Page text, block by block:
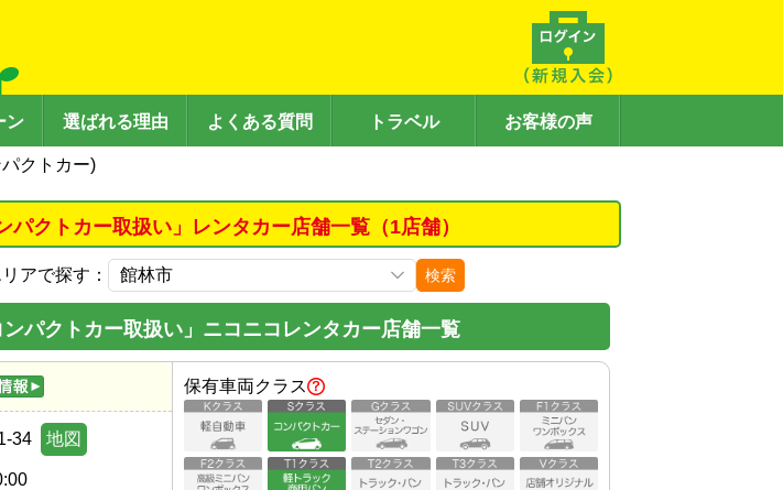
ン 選ばれる理由 よくある質問 トラベル お客様の声
クトカー)
パクトカー取扱い」レンタカー店舗一覧（1店舗）
アで探す： 検索
パクトカー取扱い」ニコニコレンタカー店舗一覧
34 地図
保有車両クラス